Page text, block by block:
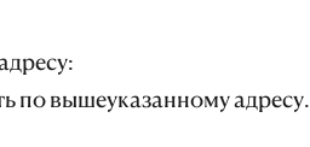
по вышеуказанному адресу.